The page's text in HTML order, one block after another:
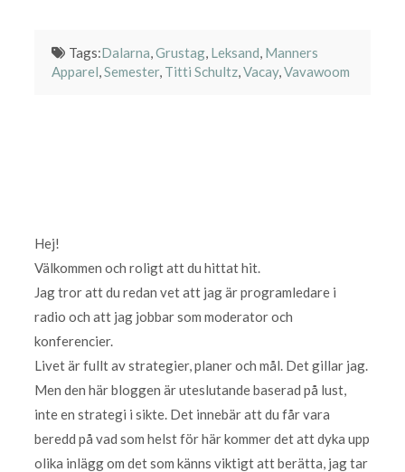
Tags:Dalarna ,Grustag Leksand Manners
Apparel Semester, Titti Schultz, Vacay, Vavawoom
Hej!
Välkommen och roligt att du hittat hit.
Jag tror att du redan vet att jag är programledare i
radio och att jag jobbar som moderator och
konferencier.
Livet är fullt av strategier, planer och mål. Det gillar jag.
Men den här bloggen är uteslutande baserad på lust,
inte en strategi i sikte. Det innebär att du får vara
beredd på vad som helst för här kommer det att dyka upp
olika inlägg om det som känns viktigt att berätta, jag tar